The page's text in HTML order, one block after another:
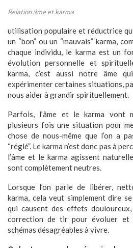
Relation âme et karma
utilisation populaire et réductrice
un “bon” ou un “mauvais” karma,
chaque individu, le karma est un
évolution personnelle et
karma, c’est aussi notre âme
expérimenter certaines situations,
nous aider à grandir spirituellement.
Parfois, l’âme et le karma vont
plusieurs fois une situation pour
chose de nous-même que l’on a
“réglé”. Le karma n’est donc pas à
l’âme et le karma agissent
sont complètement neutres.
Lorsque l’on parle de libérer,
karma, cela veut simplement dire
qui causent des effets
correction de tir pour évoluer et
schémas désagréables à vivre.